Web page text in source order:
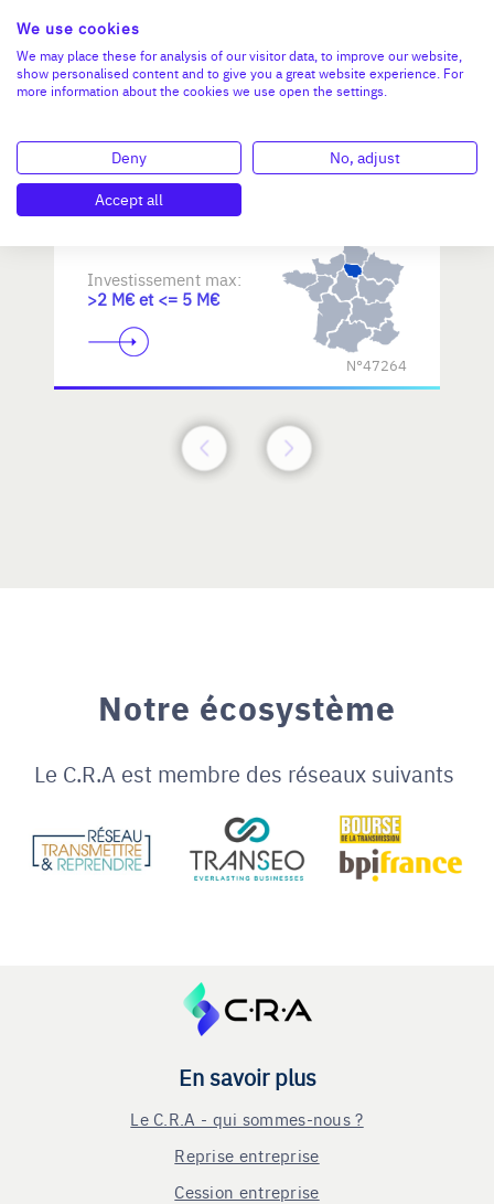
Reprendre une PME dans les
métiers d'art / savoir-faire
d'excellence
Investissement max:
>2 M€ et <= 5 M€
N°47264
Notre écosystème
Le C.R.A est membre des réseaux suivants
En savoir plus
Le C.R.A - qui sommes-nous ?
Reprise entreprise
Cession entreprise
We use cookies
We may place these for analysis of our visitor data, to improve our website,
show personalised content and to give you a great website experience. For
more information about the cookies we use open the settings.
Deny
No, adjust
Accept all